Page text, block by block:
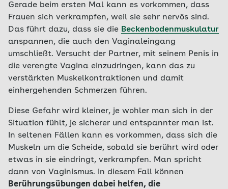
Gerade beim ersten Mal kann es vorkommen, dass
Frauen sich verkrampfen, weil sie sehr nervös sind.
Das führt dazu, dass sie die Beckenbodenmuskulatur
anspannen, die auch den Vaginaleingang
umschließt. Versucht der Partner, mit seinem Penis in
die verengte Vagina einzudringen, kann das zu
verstärkten Muskelkontraktionen und damit
einhergehenden Schmerzen führen.
Diese Gefahr wird kleiner, je wohler man sich in der
Situation fühlt, je sicherer und entspannter man ist.
In seltenen Fällen kann es vorkommen, dass sich die
Muskeln um die Scheide, sobald sie berührt wird oder
etwas in sie eindringt, verkrampfen. Man spricht
dann von Vaginismus. In diesem Fall können
Berührungsübungen dabei helfen, die